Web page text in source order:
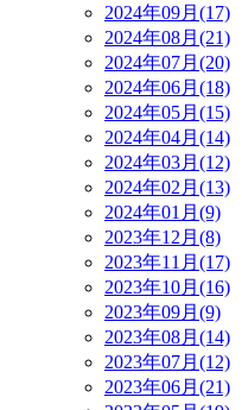
2024年09月(17)
2024年08月(21)
2024年07月(20)
2024年06月(18)
2024年05月(15)
2024年04月(14)
2024年03月(12)
2024年02月(13)
2024年01月(9)
2023年12月(8)
2023年11月(17)
2023年10月(16)
2023年09月(9)
2023年08月(14)
2023年07月(12)
2023年06月(21)